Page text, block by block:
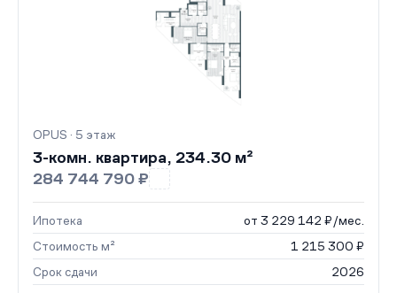
OPUS · 5 этаж
3-комн. квартира, 234.30 м²
284 744 790 ₽
Ипотека
от 3 229 142 ₽/мес.
Стоимость м²
1 215 300 ₽
Срок сдачи
2026